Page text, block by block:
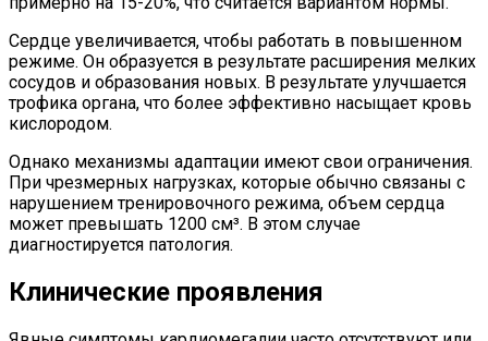
Сердце увеличивается, чтобы работать в повышенном
режиме. Он образуется в результате расширения мелких
сосудов и образования новых. В результате улучшается
трофика органа, что более эффективно насыщает кровь
кислородом.
Однако механизмы адаптации имеют свои ограничения.
При чрезмерных нагрузках, которые обычно связаны с
нарушением тренировочного режима, объем сердца
может превышать 1200 см³. В этом случае
диагностируется патология.
Клинические проявления